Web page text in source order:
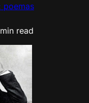
poemas
read